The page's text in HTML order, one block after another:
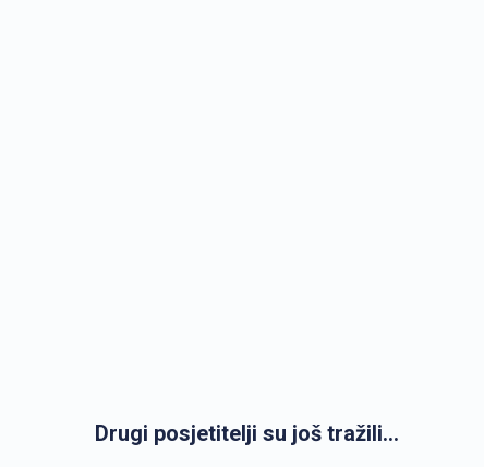
Drugi posjetitelji su još tražili...